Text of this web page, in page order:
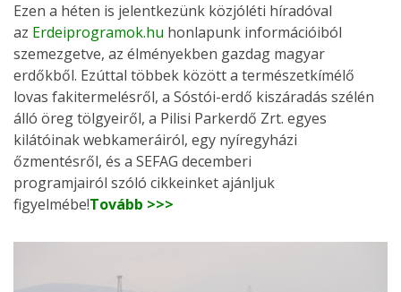
Ezen a héten is jelentkezünk közjóléti híradóval
az Erdeiprogramok.hu honlapunk információiból
szemezgetve, az élményekben gazdag magyar
erdőkből. Ezúttal többek között a természetkímélő
lovas fakitermelésről, a Sóstói-erdő kiszáradás szélén
álló öreg tölgyeiről, a Pilisi Parkerdő Zrt. egyes
kilátóinak webkameráiról, egy nyíregyházi
őzmentésről, és a SEFAG decemberi
programjairól szóló cikkeinket ajánljuk
figyelmébe!Tovább >>>